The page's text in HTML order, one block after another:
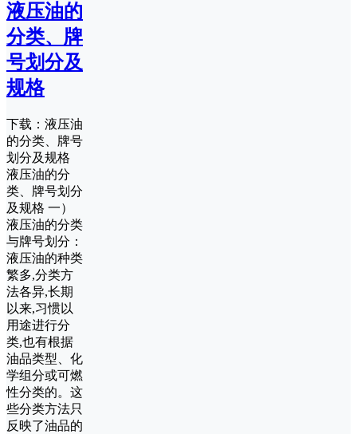
液压油的
分类、牌
号划分及
规格
下载：液压油
的分类、牌号
划分及规格
液压油的分
类、牌号划分
及规格 一）
液压油的分类
与牌号划分：
液压油的种类
繁多,分类方
法各异,长期
以来,习惯以
用途进行分
类,也有根据
油品类型、化
学组分或可燃
性分类的。这
些分类方法只
反映了油品的